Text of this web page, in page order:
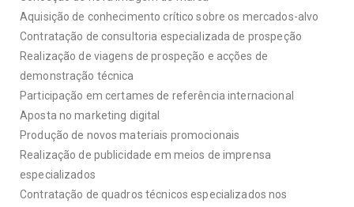
Aquisição de conhecimento crítico sobre os mercados-alvo
Contratação de consultoria especializada de prospeção
Realização de viagens de prospeção e acções de
demonstração técnica
Participação em certames de referência internacional
Aposta no marketing digital
Produção de novos materiais promocionais
Realização de publicidade em meios de imprensa
especializados
Contratação de quadros técnicos especializados nos